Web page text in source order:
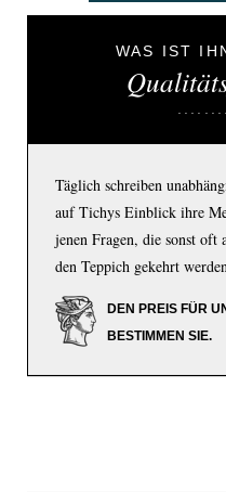
WAS IST
Täglich schreiben
auf Tichys Einblick ihre
jenen Fragen, die sonst
den Teppich gekehrt
DEN PREIS FÜR
BESTIMMEN SIE.